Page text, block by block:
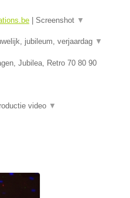
Screenshot ▼
jubileum, verjaardag ▼
Jubilea, Retro 70 80 90
video ▼